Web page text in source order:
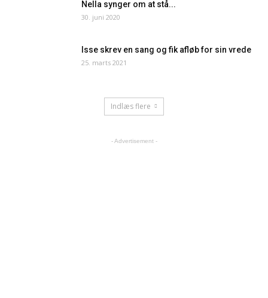
Nella synger om at stå...
30. juni 2020
Isse skrev en sang og fik afløb for sin vrede
25. marts 2021
Indlæs flere
- Advertisement -